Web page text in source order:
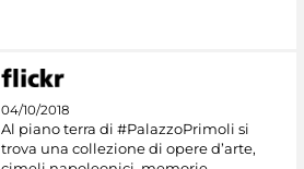
04/10/2018
Al piano terra di #PalazzoPrimoli si
trova una collezione di opere d’arte,